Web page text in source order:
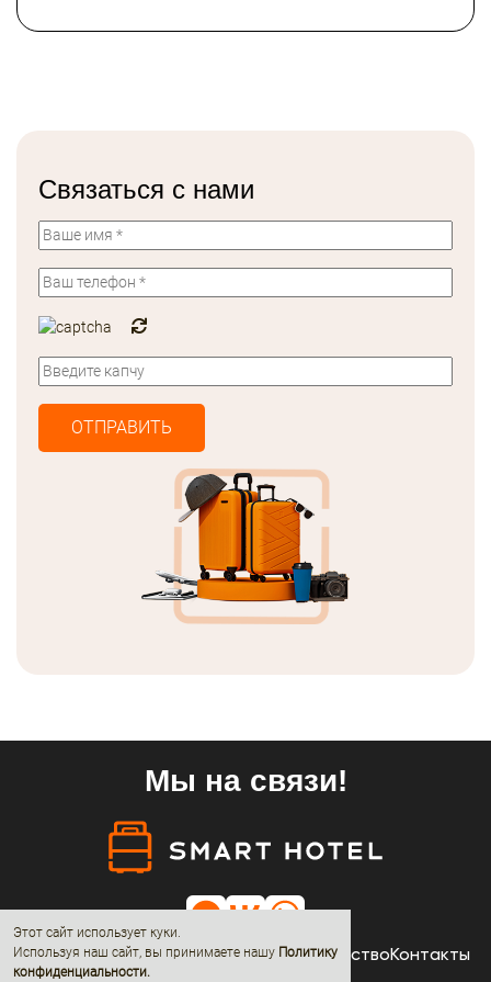
Связаться с нами
ОТПРАВИТЬ
Этот сайт использует куки.
Используя наш сайт, вы принимаете нашу Политику
конфиденциальности.
Мы на связи!
ОтелиАкцииНовостиО насСотрудничествоКонтакты